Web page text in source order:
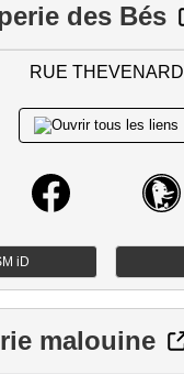
des Bés
RUE THEVENARD
iD
malouine